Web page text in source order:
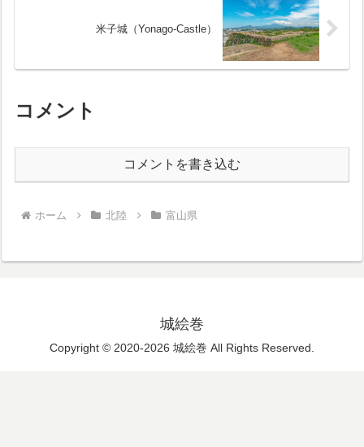
米子城（Yonago-Castle）
コメント
コメントを書き込む
ホーム 北陸 富山県
城絵巻
Copyright © 2020-2026 城絵巻 All Rights Reserved.